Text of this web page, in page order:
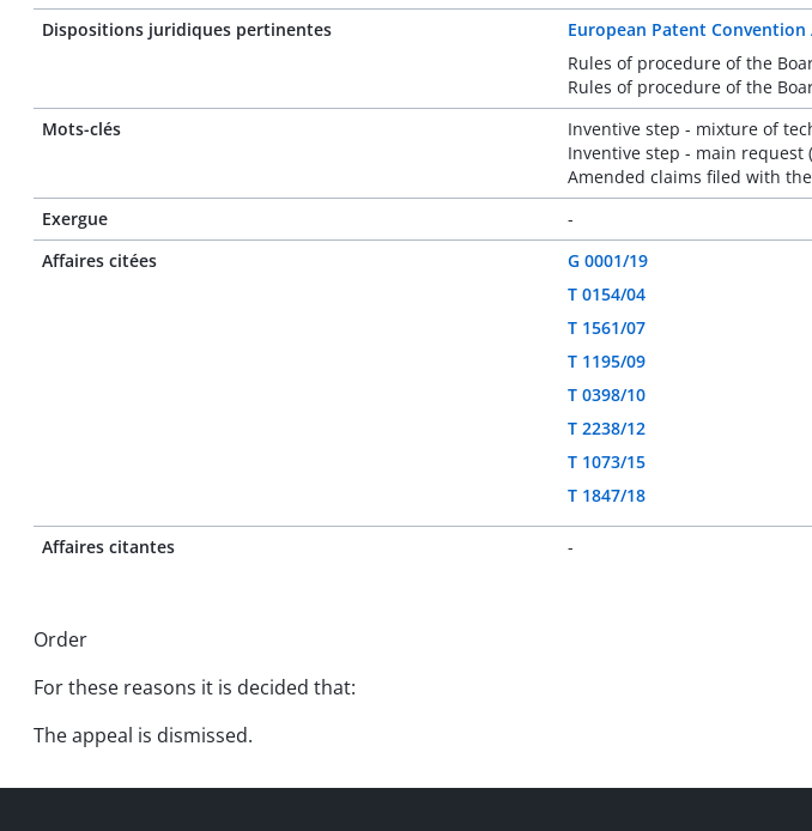
Dispositions juridiques pertinentes
European Patent Convention
Rules of procedure of the
Rules of procedure of the
Mots-clés
Inventive step - mixture of
Inventive step - main request
Amended claims filed with
Exergue
-
Affaires citées
G 0001/19
T 0154/04
T 1561/07
T 1195/09
T 0398/10
T 2238/12
T 1073/15
T 1847/18
Affaires citantes -
Order
For these reasons it is decided that:
The appeal is dismissed.